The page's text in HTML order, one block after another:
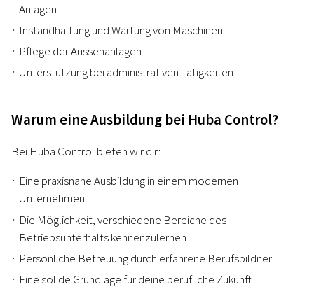
Anlagen
Instandhaltung und Wartung von Maschinen
Pflege der Aussenanlagen
Unterstützung bei administrativen Tätigkeiten
Warum eine Ausbildung bei Huba Control?
Bei Huba Control bieten wir dir:
Eine praxisnahe Ausbildung in einem modernen
Unternehmen
Die Möglichkeit, verschiedene Bereiche des
Betriebsunterhalts kennenzulernen
Persönliche Betreuung durch erfahrene Berufsbildner
Eine solide Grundlage für deine berufliche Zukunft